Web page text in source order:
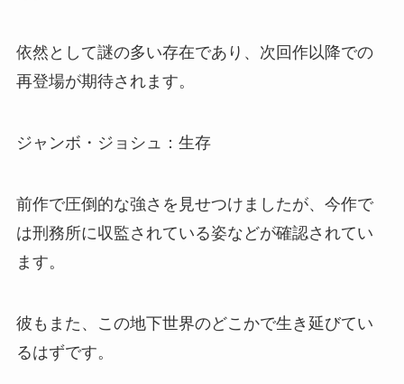
依然として謎の多い存在であり、次回作以降での
再登場が期待されます。
ジャンボ・ジョシュ：生存
前作で圧倒的な強さを見せつけましたが、今作で
は刑務所に収監されている姿などが確認されてい
ます。
彼もまた、この地下世界のどこかで生き延びてい
るはずです。